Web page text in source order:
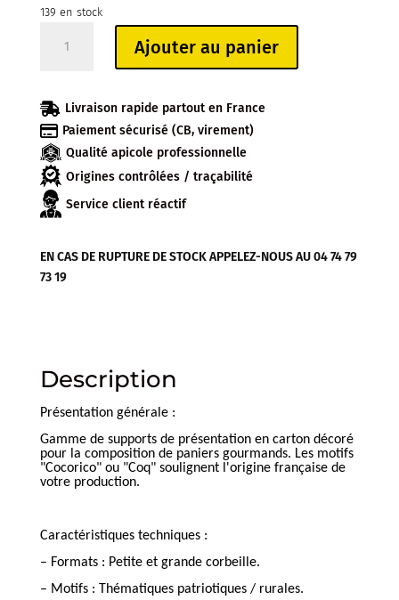
139 en stock
CARTON
VIDE
COQ
28X21X5.5
CM
Ajouter au panier
 Livraison rapide partout en France
 Paiement sécurisé (CB, virement)
Qualité apicole professionnelle
Origines contrôlées / traçabilité
Service client réactif
EN CAS DE RUPTURE DE STOCK APPELEZ-NOUS AU 04 74 79
73 19
Description
Présentation générale :
Gamme de supports de présentation en carton décoré
pour la composition de paniers gourmands. Les motifs
"Cocorico" ou "Coq" soulignent l'origine française de
votre production.
Caractéristiques techniques :
– Formats : Petite et grande corbeille.
– Motifs : Thématiques patriotiques / rurales.